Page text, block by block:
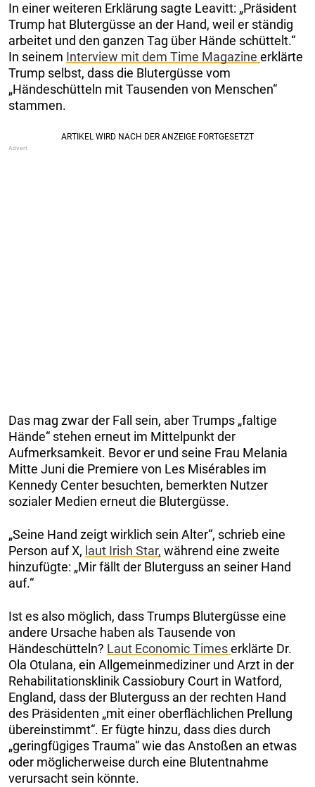
In einer weiteren Erklärung sagte Leavitt: „Präsident
Trump hat Blutergüsse an der Hand, weil er ständig
arbeitet und den ganzen Tag über Hände schüttelt.“
In seinem Interview mit dem Time Magazine erklärte
Trump selbst, dass die Blutergüsse vom
„Händeschütteln mit Tausenden von Menschen“
stammen.
Das mag zwar der Fall sein, aber Trumps „faltige
Hände“ stehen erneut im Mittelpunkt der
Aufmerksamkeit. Bevor er und seine Frau Melania
Mitte Juni die Premiere von Les Misérables im
Kennedy Center besuchten, bemerkten Nutzer
sozialer Medien erneut die Blutergüsse.
„Seine Hand zeigt wirklich sein Alter“, schrieb eine
Person auf X, laut Irish Star, während eine zweite
hinzufügte: „Mir fällt der Bluterguss an seiner Hand
auf.“
Ist es also möglich, dass Trumps Blutergüsse eine
andere Ursache haben als Tausende von
Händeschütteln? Laut Economic Timeserklärte Dr.
Ola Otulana, ein Allgemeinmediziner und Arzt in der
Rehabilitationsklinik Cassiobury Court in Watford,
England, dass der Bluterguss an der rechten Hand
des Präsidenten „mit einer oberflächlichen Prellung
übereinstimmt“. Er fügte hinzu, dass dies durch
„geringfügiges Trauma“ wie das Anstoßen an etwas
oder möglicherweise durch eine Blutentnahme
verursacht sein könnte.